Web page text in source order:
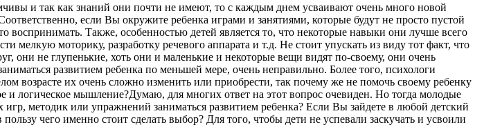
и так как знаний они почти не имеют, то с каждым днем усваивают очень много новой
если Вы окружите ребенка играми и занятиями, которые будут не просто пустой
воспринимать. Также, особенностью детей является то, что некоторые навыки они лучше всего
моторику, разработку речевого аппарата и т.д. Не стоит упускать из виду тот факт, что
не глупенькие, хоть они и маленькие и некоторые вещи видят по-своему, они очень
развитием ребенка по меньшей мере, очень неправильно. Более того, психологи
возрасте их очень сложно изменить или приобрести, так почему же не помочь своему ребенку
и логическое мышление?Думаю, для многих ответ на этот вопрос очевиден. Но тогда молодые
методик или упражнений заниматься развитием ребенка? Если Вы зайдете в любой детский
чего именно стоит сделать выбор? Для того, чтобы дети не успевали заскучать и усвоили